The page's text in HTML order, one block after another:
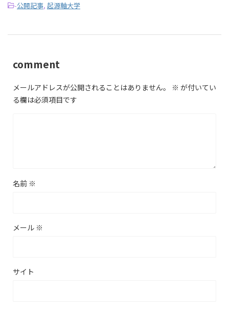
-公開記事, 起源軸大学
comment
メールアドレスが公開されることはありません。 ※ が付いてい
る欄は必須項目です
名前 ※
メール ※
サイト